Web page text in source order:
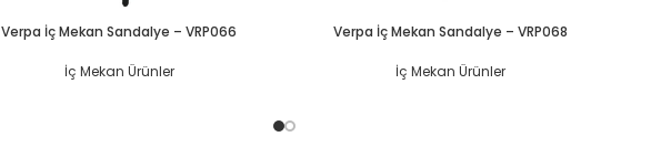
Verpa İç Mekan Sandalye – VRP066
İç Mekan Ürünler
Verpa İç Mekan Sandalye – VRP068
İç Mekan Ürünler